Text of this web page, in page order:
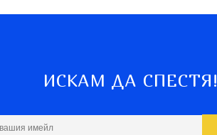
ИСКАМ ДА СПЕСТЯ!